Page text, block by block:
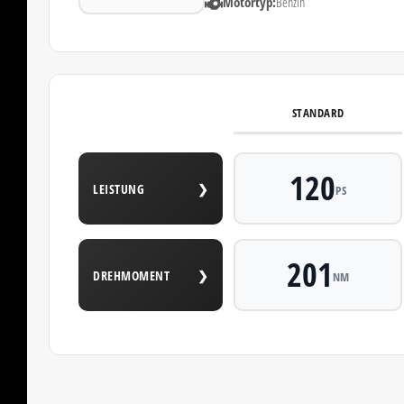
STANDARD
LEISTUNG ❯ 120PS
DREHMOMENT ❯ 201 NM